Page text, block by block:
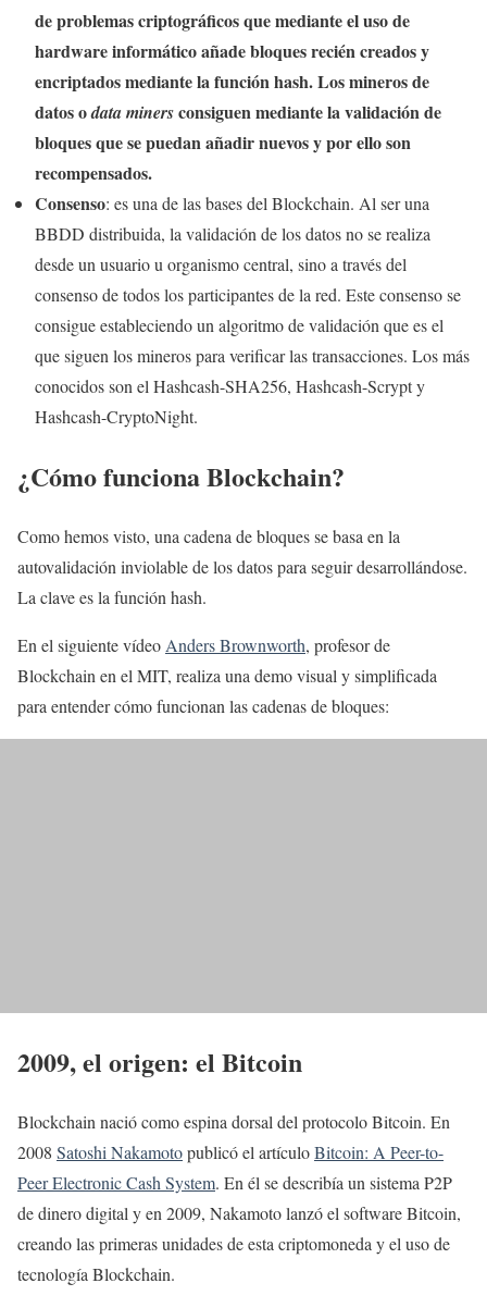
de problemas criptográficos que mediante el uso de
hardware informático añade bloques recién creados y
encriptados mediante la función hash. Los mineros de
datos odata minersconsiguen mediante la validación de
bloques que se puedan añadir nuevos y por ello son
recompensados.
Consenso: es una de las bases del Blockchain. Al ser una
BBDD distribuida, la validación de los datos no se realiza
desde un usuario u organismo central, sino a través del
consenso de todos los participantes de la red. Este consenso se
consigue estableciendo un algoritmo de validación que es el
que siguen los mineros para verificar las transacciones. Los más
conocidos son el Hashcash-SHA256, Hashcash-Scrypt y
Hashcash-CryptoNight.
¿Cómo funciona Blockchain?
Como hemos visto, una cadena de bloques se basa en la
autovalidación inviolable de los datos para seguir desarrollándose.
La clave es la función hash.
En el siguiente vídeo Anders Brownworth, profesor de
Blockchain en el MIT, realiza una demo visual y simplificada
para entender cómo funcionan las cadenas de bloques:
2009, el origen: el Bitcoin
Blockchain nació como espina dorsal del protocolo Bitcoin. En
2008 Satoshi Nakamotopublicó el artículoBitcoin: A Peer-to-
Peer Electronic Cash System. En él se describía un sistema P2P
de dinero digital y en 2009, Nakamoto lanzó el software Bitcoin,
creando las primeras unidades de esta criptomoneda y el uso de
tecnología Blockchain.